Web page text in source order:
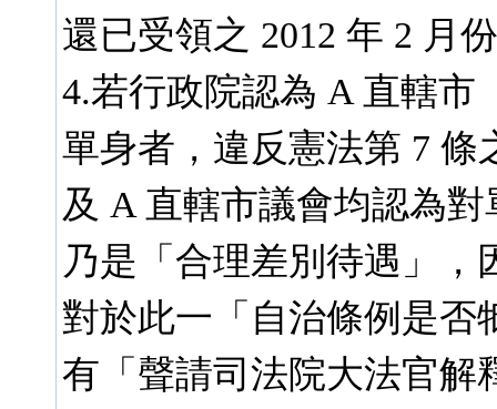
還已受領之 2012 年 2 月
4.若行政院認為 A 直轄市
單身者，違反憲法第 7
及 A 直轄市議會均認為
乃是「合理差別待遇」，
對於此一「自治條例是否
有「聲請司法院大法官解